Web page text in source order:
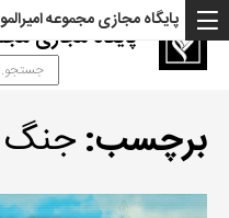
پایگاه مجازی
پایگاه مجازی مجموعه
برچسب:جنگ